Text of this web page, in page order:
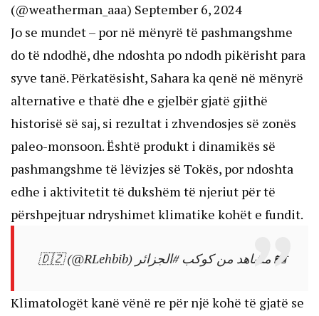
(@weatherman_aaa) September 6, 2024
Jo se mundet – por në mënyrë të pashmangshme
do të ndodhë, dhe ndoshta po ndodh pikërisht para
syve tanë. Përkatësisht, Sahara ka qenë në mënyrë
alternative e thatë dhe e gjelbër gjatë gjithë
historisë së saj, si rezultat i zhvendosjes së zonës
paleo-monsoon. Është produkt i dinamikës së
pashmangshme të lëvizjes së Tokës, por ndoshta
edhe i aktivitetit të dukshëm të njeriut për të
përshpejtuar ndryshimet klimatike kohët e fundit.
📸 مشاهد من كوكب#الجزائر
Klimatologët kanë vënë re për një kohë të gjatë se